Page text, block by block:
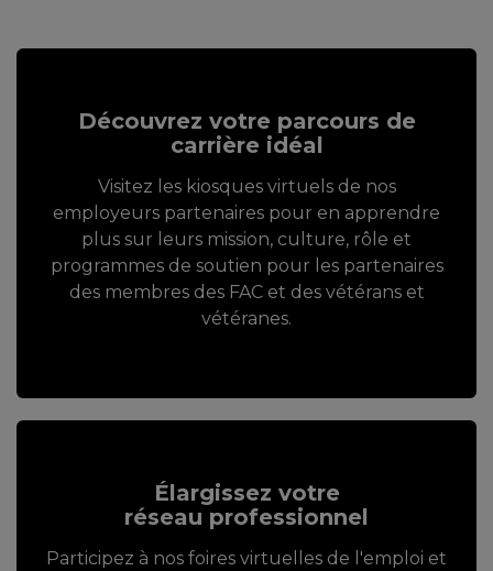
Découvrez votre parcours de
carrière idéal
Visitez les kiosques virtuels de nos
employeurs partenaires pour en apprendre
plus sur leurs mission, culture, rôle et
programmes de soutien pour les partenaires
des membres des FAC et des vétérans et
vétéranes.
Élargissez votre
réseau professionnel
Participez à nos foires virtuelles de l'emploi et